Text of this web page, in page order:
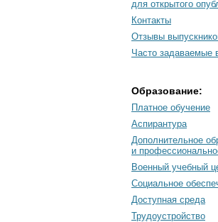
для открытого
Контакты
Отзывы
Часто задаваемые
Образование:
Платное обучение
Аспирантура
Дополнительное
и
Военный учебный
Социальное
Доступная среда
Трудоустройство